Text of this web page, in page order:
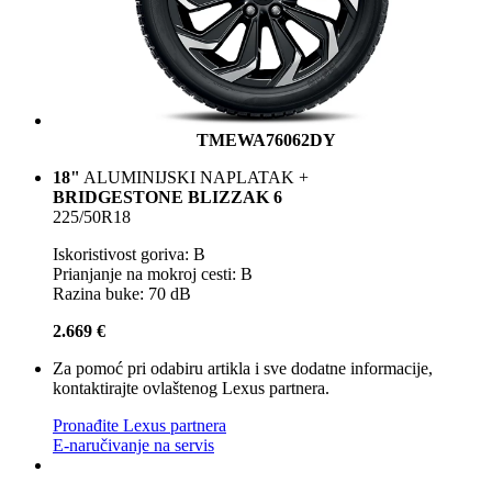
TMEWA76062DY
18" ALUMINIJSKI NAPLATAK +
BRIDGESTONE BLIZZAK 6
225/50R18
Iskoristivost goriva: B
Prianjanje na mokroj cesti: B
Razina buke: 70 dB
2.669 €
Za pomoć pri odabiru artikla i sve dodatne informacije,
kontaktirajte ovlaštenog Lexus partnera.
Pronađite Lexus partnera
E-naručivanje na servis